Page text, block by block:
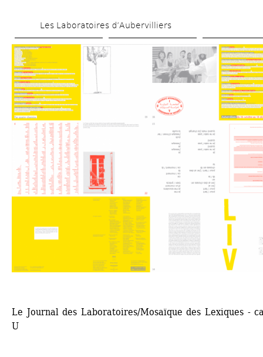
au
contenu
principal
Les Laboratoires d’Aubervilliers
Le Journal des Laboratoires/Mosaïque des Lexiques -
U